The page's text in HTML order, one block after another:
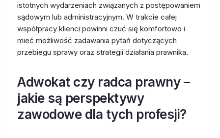
istotnych wydarzeniach związanych z postępowaniem
sądowym lub administracyjnym. W trakcie całej
współpracy klienci powinni czuć się komfortowo i
mieć możliwość zadawania pytań dotyczących
przebiegu sprawy oraz strategii działania prawnika.
Adwokat czy radca prawny –
jakie są perspektywy
zawodowe dla tych profesji?